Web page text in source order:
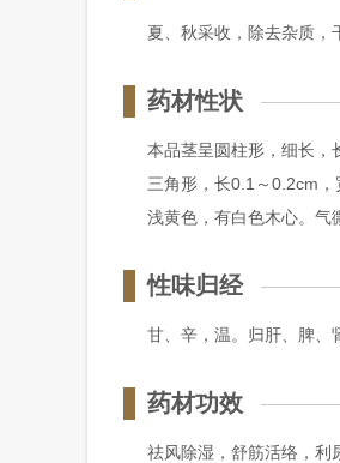
夏、秋采收，除去杂质，
药材性状
本品茎呈圆柱形，细长，
三角形，长0.1～0.2cm
浅黄色，有白色木心。气
性味归经
甘、辛，温。归肝、脾、
药材功效
祛风除湿，舒筋活络，利